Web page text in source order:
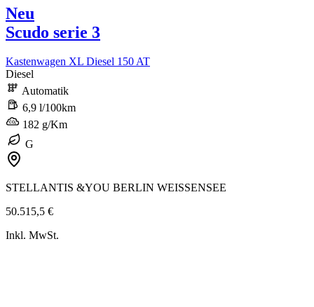
Neu
Scudo serie 3
Kastenwagen XL Diesel 150 AT
Diesel
Automatik
6,9 l/100km
182 g/Km
G
STELLANTIS &YOU BERLIN WEISSENSEE
50.515,5 €
Inkl. MwSt.